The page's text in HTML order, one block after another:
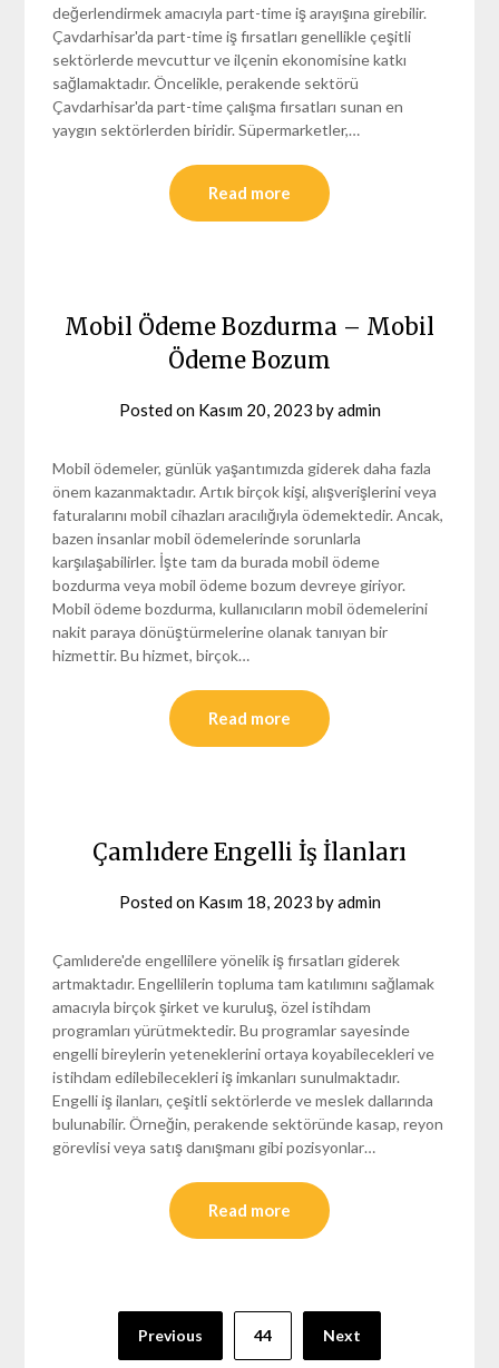
değerlendirmek amacıyla part-time iş arayışına girebilir.
Çavdarhisar'da part-time iş fırsatları genellikle çeşitli
sektörlerde mevcuttur ve ilçenin ekonomisine katkı
sağlamaktadır. Öncelikle, perakende sektörü
Çavdarhisar'da part-time çalışma fırsatları sunan en
yaygın sektörlerden biridir. Süpermarketler,…
Read more
Mobil Ödeme Bozdurma – Mobil
Ödeme Bozum
Posted on Kasım 20, 2023 byadmin
Mobil ödemeler, günlük yaşantımızda giderek daha fazla
önem kazanmaktadır. Artık birçok kişi, alışverişlerini veya
faturalarını mobil cihazları aracılığıyla ödemektedir. Ancak,
bazen insanlar mobil ödemelerinde sorunlarla
karşılaşabilirler. İşte tam da burada mobil ödeme
bozdurma veya mobil ödeme bozum devreye giriyor.
Mobil ödeme bozdurma, kullanıcıların mobil ödemelerini
nakit paraya dönüştürmelerine olanak tanıyan bir
hizmettir. Bu hizmet, birçok…
Read more
Çamlıdere Engelli İş İlanları
Posted on Kasım 18, 2023 byadmin
Çamlıdere'de engellilere yönelik iş fırsatları giderek
artmaktadır. Engellilerin topluma tam katılımını sağlamak
amacıyla birçok şirket ve kuruluş, özel istihdam
programları yürütmektedir. Bu programlar sayesinde
engelli bireylerin yeteneklerini ortaya koyabilecekleri ve
istihdam edilebilecekleri iş imkanları sunulmaktadır.
Engelli iş ilanları, çeşitli sektörlerde ve meslek dallarında
bulunabilir. Örneğin, perakende sektöründe kasap, reyon
görevlisi veya satış danışmanı gibi pozisyonlar…
Read more
Previous 44 Next